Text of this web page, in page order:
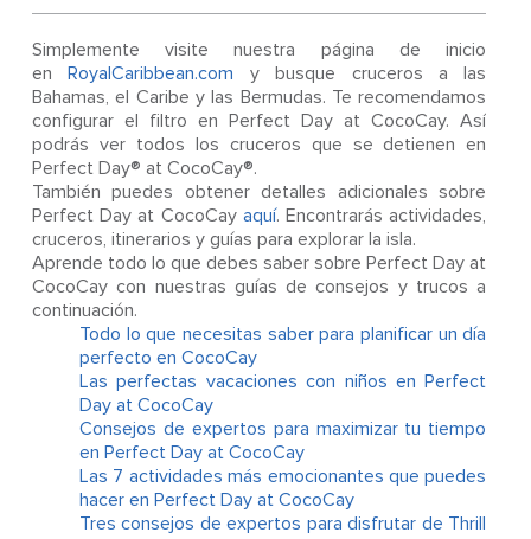
Simplemente visite nuestra página de inicio
enRoyalCaribbean.com y busque cruceros a las
Bahamas, el Caribe y las Bermudas. Te recomendamos
configurar el filtro en Perfect Day at CocoCay. Así
podrás ver todos los cruceros que se detienen en
Perfect Day® at CocoCay®.
También puedes obtener detalles adicionales sobre
Perfect Day at CocoCay aquí. Encontrarás actividades,
cruceros, itinerarios y guías para explorar la isla.
Aprende todo lo que debes saber sobre Perfect Day at
CocoCay con nuestras guías de consejos y trucos a
continuación.
Todo lo que necesitas saber para planificar un día
perfecto en CocoCay
Las perfectas vacaciones con niños en Perfect
Day at CocoCay
Consejos de expertos para maximizar tu tiempo
en Perfect Day at CocoCay
Las 7 actividades más emocionantes que puedes
hacer en Perfect Day at CocoCay
Tres consejos de expertos para disfrutar de Thrill